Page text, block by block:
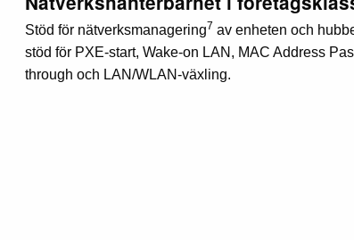
Stöd för nätverksmanagering7 av enheten och
stöd för PXE-start, Wake-on LAN, MAC Address
through och LAN/WLAN-växling.